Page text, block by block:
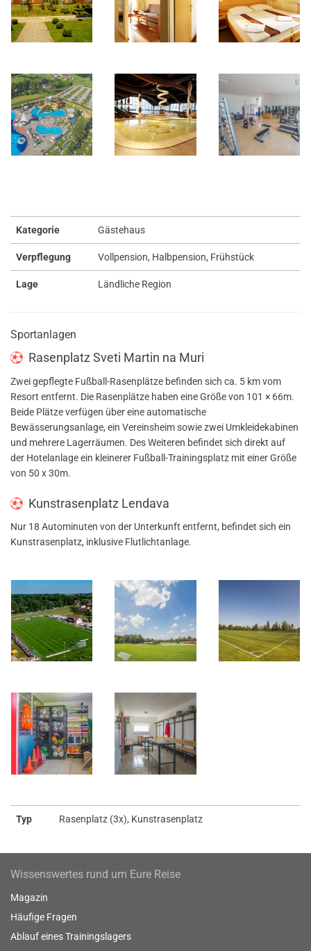
Kategorie Gästehaus
Verpflegung Vollpension, Halbpension, Frühstück
Lage Ländliche Region
Sportanlagen
Rasenplatz Sveti Martin na Muri
Zwei gepflegte Fußball-Rasenplätze befinden sich ca. 5 km vom
Resort entfernt. Die Rasenplätze haben eine Größe von 101 × 66m.
Beide Plätze verfügen über eine automatische
Bewässerungsanlage, ein Vereinsheim sowie zwei Umkleidekabinen
und mehrere Lagerräumen. Des Weiteren befindet sich direkt auf
der Hotelanlage ein kleinerer Fußball-Trainingsplatz mit einer Größe
von 50 x 30m.
Kunstrasenplatz Lendava
Nur 18 Autominuten von der Unterkunft entfernt, befindet sich ein
Kunstrasenplatz, inklusive Flutlichtanlage.
Typ Rasenplatz (3x), Kunstrasenplatz
Wissenswertes rund um Eure Reise
Magazin
Häufige Fragen
Ablauf eines Trainingslagers